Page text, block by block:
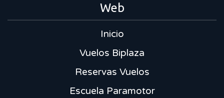
Web
Inicio
Vuelos Biplaza
Reservas Vuelos
Escuela Paramotor